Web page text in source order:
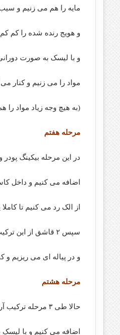
مایه را هم می زنیم و
و هویج رنده شده را کم
و با لیسک به صورت
مواد را می زنیم و کنار می
(به هیچ وجه زیاد مواد را
مرحله هفتم
در این مرحله بیکینگ پودر
اضافه می کنیم و داخل کاسه ای ۳ مرتبه
از الک رد می کنیم تا
سپس ۲ قاشق از این ترکیب آرد را بر می داریم،
و در پیاله ای می ریزیم و
مرحله هشتم
حالا طی ۳ مرحله ترکیب آرد را به مایع کیک،
اضافه می کنیم و با